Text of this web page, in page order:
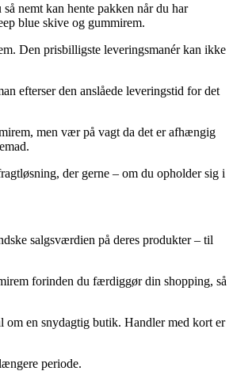
nemt kan hente pakken når du har
blue skive og gummirem.
Den prisbilligste leveringsmanér kan ikke
efterser den anslåede leveringstid for det
men vær på vagt da det er afhængig
der gerne – om du opholder sig i
salgsværdien på deres produkter – til
forinden du færdiggør din shopping, så
om en snydagtig butik. Handler med kort er
periode.